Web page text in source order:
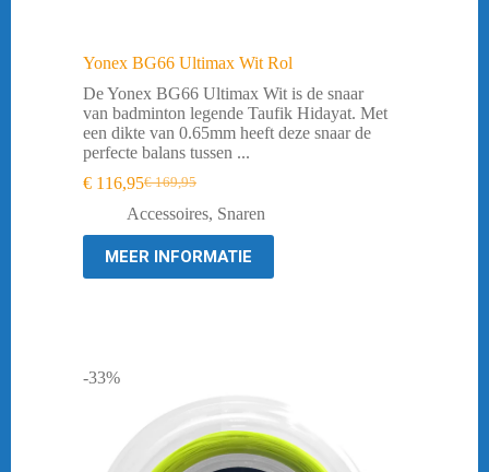
Yonex BG66 Ultimax Wit Rol
De Yonex BG66 Ultimax Wit is de snaar
van badminton legende Taufik Hidayat. Met
een dikte van 0.65mm heeft deze snaar de
perfecte balans tussen ...
€169,95
Oorspronkelijke
prijs
was:
€ 169,95.
€ 116,95Huidige
prijs
is:
€ 116,95.
Accessoires, Snaren
MEER INFORMATIE
-33%